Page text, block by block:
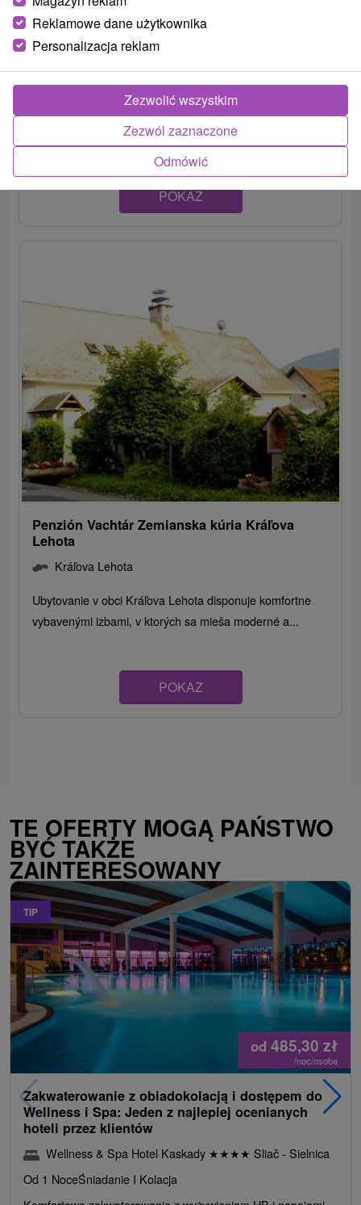
Penzión Larion Kráľova Lehota
Kráľova Lehota
Ubytovanie v príjemnom prostredí Liptova, v obci Kráľova
Lehota, ponúka komfortne vybavené izby a...
POKAZ
Penzión Vachtár Zemianska kúria Kráľova
Lehota
Kráľova Lehota
Ubytovanie v obci Kráľova Lehota disponuje komfortne
vybavenými izbami, v ktorých sa mieša moderné a...
POKAZ
TE OFERTY MOGĄ PAŃSTWO
BYĆ TAKŻE
ZAINTERESOWANY
TIP
od 485,30 zł
/noc/osoba
Zakwaterowanie z obiadokolacją i dostępem do
Wellness i Spa: Jeden z najlepiej ocenianych
hoteli przez klientów
Wellness & Spa Hotel Kaskady ★★★★ Sliač - Sielnica
Od 1 NoceŚniadanie I Kolacja
Reklamowe dane użytkownika
Personalizacja reklam
Odmówić
Zezwól zaznaczone
Zezwolić wszystkim